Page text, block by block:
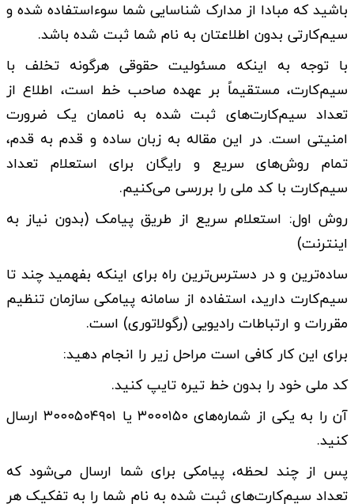
باشید که مبادا از مدارک شناسایی شما سوءاستفاده شده و
سیم‌کارتی بدون اطلاعتان به نام شما ثبت شده باشد.
با توجه به اینکه مسئولیت حقوقی هرگونه تخلف با
سیم‌کارت، مستقیماً بر عهده صاحب خط است، اطلاع از
تعداد سیم‌کارت‌های ثبت شده به ناممان یک ضرورت
امنیتی است. در این مقاله به زبان ساده و قدم به قدم،
تمام روش‌های سریع و رایگان برای استعلام تعداد
سیم‌کارت با کد ملی را بررسی می‌کنیم.
روش اول: استعلام سریع از طریق پیامک (بدون نیاز به
اینترنت)
ساده‌ترین و در دسترس‌ترین راه برای اینکه بفهمید چند تا
سیم‌کارت دارید، استفاده از سامانه پیامکی سازمان تنظیم
مقررات و ارتباطات رادیویی (رگولاتوری) است.
برای این کار کافی است مراحل زیر را انجام دهید:
کد ملی خود را بدون خط تیره تایپ کنید.
آن را به یکی از شماره‌های ۳۰۰۰۱۵۰ یا ۳۰۰۰۵۰۴۹۰۱ ارسال
کنید.
پس از چند لحظه، پیامکی برای شما ارسال می‌شود که
تعداد سیم‌کارت‌های ثبت شده به نام شما را به تفکیک هر